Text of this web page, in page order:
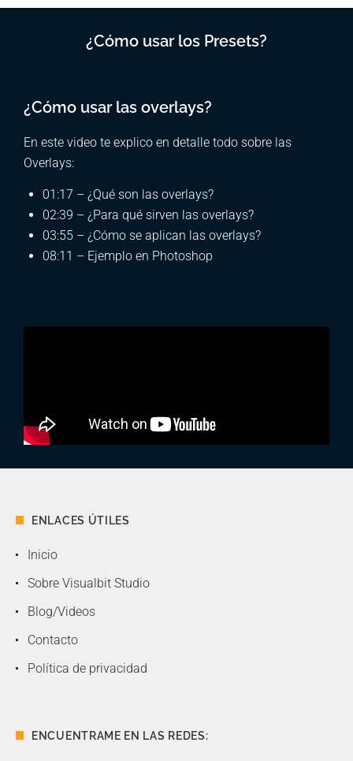
¿Cómo usar los Presets?
¿Cómo usar las overlays?
En este video te explico en detalle todo sobre las
Overlays:
01:17 – ¿Qué son las overlays?
02:39 – ¿Para qué sirven las overlays?
03:55 – ¿Cómo se aplican las overlays?
08:11 – Ejemplo en Photoshop
ENLACES ÚTILES
Inicio
Sobre Visualbit Studio
Blog/Videos
Contacto
Política de privacidad
ENCUENTRAME EN LAS REDES: